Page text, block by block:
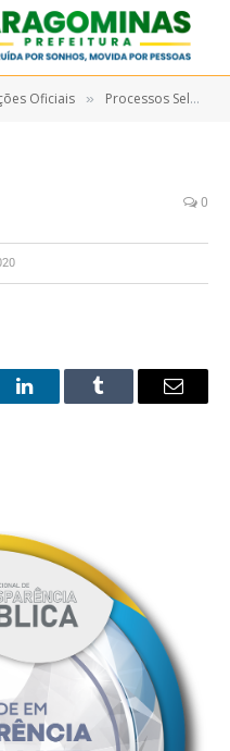
Oficiais » Processos Seletivos
0
LinkedInTumblr Email